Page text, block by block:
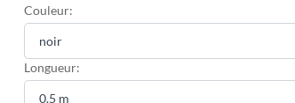
Couleur:
Longueur: